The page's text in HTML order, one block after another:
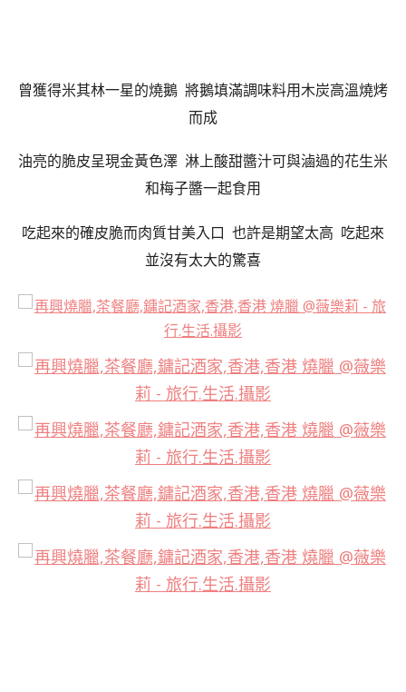
曾獲得米其林一星的燒鵝 將鵝填滿調味料用木炭高溫燒烤
而成
油亮的脆皮呈現金黃色澤 淋上酸甜醬汁可與滷過的花生米
和梅子醬一起食用
吃起來的確皮脆而肉質甘美入口 也許是期望太高 吃起來
並沒有太大的驚喜